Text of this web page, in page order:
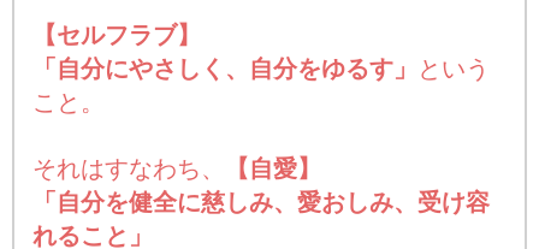
【セルフラブ】
「自分にやさしく、自分をゆるす」
という
こと。
それはすなわち、
【自愛】
「自分を健全に慈しみ、愛おしみ、受け容
れること」